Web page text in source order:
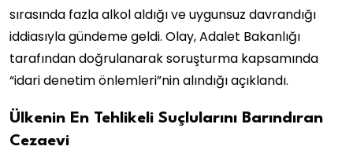
sırasında fazla alkol aldığı ve uygunsuz davrandığı
iddiasıyla gündeme geldi. Olay, Adalet Bakanlığı
tarafından doğrulanarak soruşturma kapsamında
“idari denetim önlemleri”nin alındığı açıklandı.
Ülkenin En Tehlikeli Suçlularını Barındıran
Cezaevi